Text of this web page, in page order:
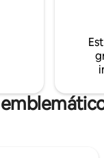
de Laurel. A 6
Descubre Laurel con
y aprende más